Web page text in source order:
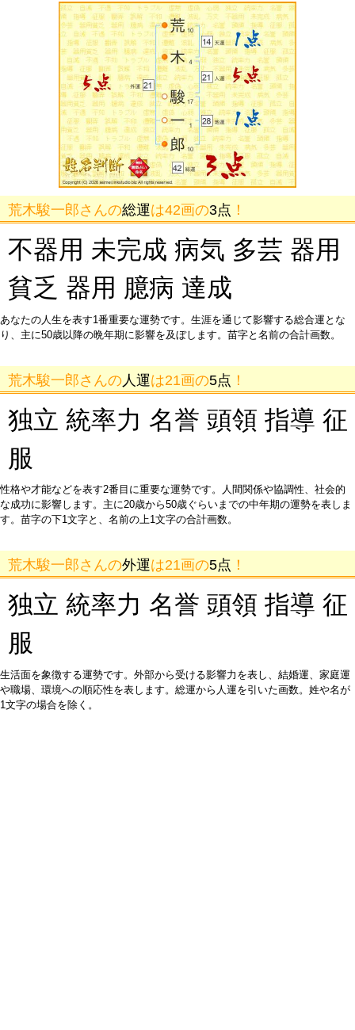
荒木駿一郎さんの総運は42画の3点 ！
不器用 未完成 病気 多芸 器用
貧乏 器用 臆病 達成
あなたの人生を表す1番重要な運勢です。生涯を通じて影響する総合運とな
り、主に50歳以降の晩年期に影響を及ぼします。苗字と名前の合計画数。
荒木駿一郎さんの 人運は21画の5点 ！
独立 統率力 名誉 頭領 指導 征
服
性格や才能などを表す2番目に重要な運勢です。人間関係や協調性、社会的
な成功に影響します。主に20歳から50歳ぐらいまでの中年期の運勢を表しま
す。苗字の下1文字と、名前の上1文字の合計画数。
荒木駿一郎さんの外運は21画の5点 ！
独立 統率力 名誉 頭領 指導 征
服
生活面を象徴する運勢です。外部から受ける影響力を表し、結婚運、家庭運
や職場、環境への順応性を表します。総運から人運を引いた画数。姓や名が
1文字の場合を除く。